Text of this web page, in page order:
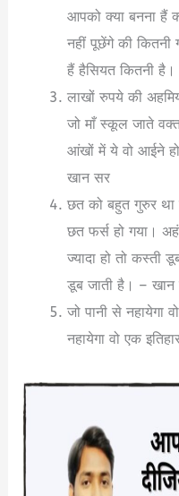
आपको क्या बनना हैं
नहीं पूछेंगे की कितनी
हैं हैसियत कितनी है।
लाखों रुपये की
जो माँ स्कूल जाते
आंखों में ये वो आईने
खान सर
छत को बहुत गुरुर
छत फर्स हो गया।
ज्यादा हो तो कस्ती
डूब जाती है। – खान
जो पानी से नहायेगा
नहायेगा वो एक